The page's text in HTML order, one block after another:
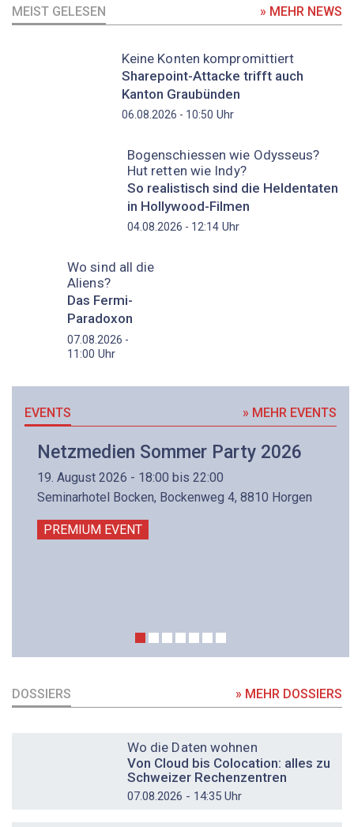
MEIST GELESEN » MEHR NEWS
Keine Konten kompromittiert
Sharepoint-Attacke trifft auch
Kanton Graubünden
06.08.2026 - 10:50 Uhr
Bogenschiessen wie Odysseus?
Hut retten wie Indy?
So realistisch sind die Heldentaten
in Hollywood-Filmen
04.08.2026 - 12:14Uhr
Wo sind all die
Aliens?
Das Fermi-
Paradoxon
07.08.2026 -
11:00 Uhr
EVENTS » MEHR EVENTS
Netzmedien Sommer Party 2026
19. August 2026 - 18:00 bis 22:00
Seminarhotel Bocken, Bockenweg 4, 8810 Horgen
PREMIUM EVENT
DOSSIERS » MEHR DOSSIERS
Wo die Daten wohnen
Von Cloud bis Colocation: alles zu
Schweizer Rechenzentren
07.08.2026 - 14:35 Uhr